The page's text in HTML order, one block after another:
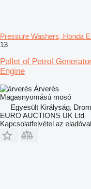
Pressure Washers, Honda
13
Pallet of Petrol
Engine
Árverés
Magasnyomású mosó
Egyesült Királyság,
EURO AUCTIONS UK Ltd
Kapcsolatfelvétel az eladóval